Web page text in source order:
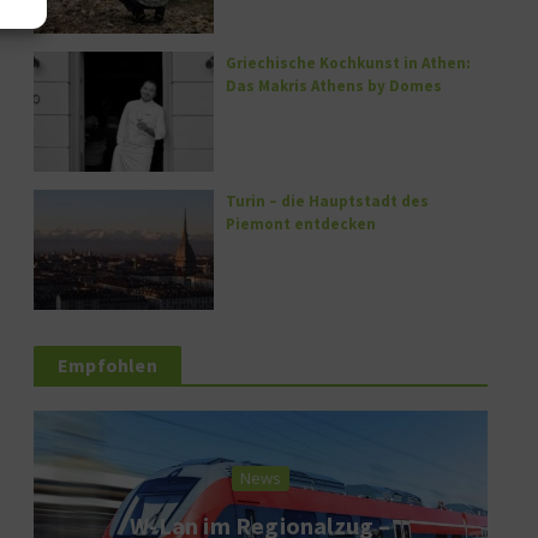
Griechische Kochkunst in Athen:
Das Makris Athens by Domes
Turin – die Hauptstadt des
Piemont entdecken
Empfohlen
News
W-Lan im Regionalzug –